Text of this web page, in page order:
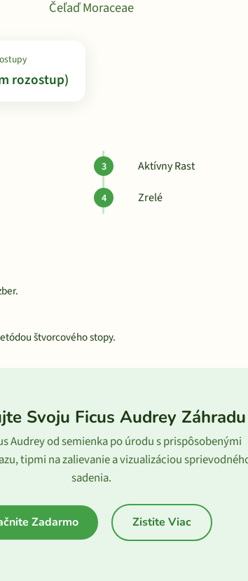
Čeľaď Moraceae
rozostup)
Aktívny Rast
Zrelé
štvorcového stopy.
Svoju Ficus Audrey Záhradu
Audrey od semienka po úrodu s prispôsobenými
tipmi na zalievanie a vizualizáciou
sadenia.
Zadarmo Zistite Viac